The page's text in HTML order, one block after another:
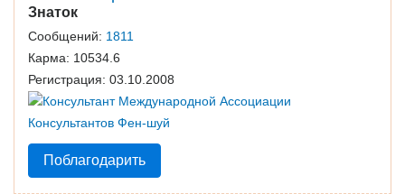
Знаток
Сообщений: 1811
Карма: 10534.6
Регистрация: 03.10.2008
Поблагодарить